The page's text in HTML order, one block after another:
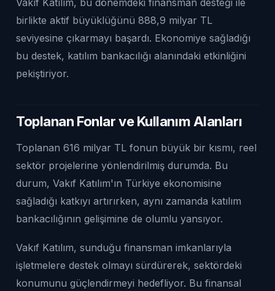
birlikte aktif büyüklüğünü 888,9 milyar TL
seviyesine çıkarmayı başardı. Ekonomiye sağladığı
bu destek, katılım bankacılığı alanındaki etkinliğini
pekiştiriyor.
Toplanan Fonlar ve Kullanım Alanları
Toplanan 616 milyar TL fonun büyük bir kısmı, reel
sektör projelerine yönlendirilmiş durumda. Bu
durum, Vakıf Katılım'ın Türkiye ekonomisine
sağladığı katkıyı artırırken, aynı zamanda katılım
bankacılığının gelişimine de olumlu yansıyor.
Vakıf Katılım, sunduğu finansman imkanlarıyla
işletmelere destek olmayı sürdürerek, sektördeki
konumunu güçlendirmeyi hedefliyor. Bu finansal